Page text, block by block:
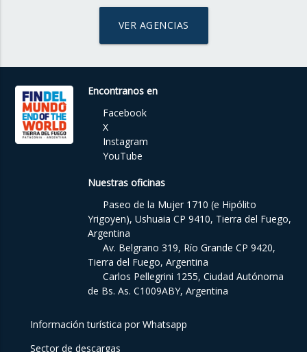
VER AGENCIAS
Encontranos en
Facebook
X
Instagram
YouTube
Nuestras oficinas
Paseo de la Mujer 1710 (e Hipólito
Yrigoyen), Ushuaia CP 9410, Tierra del Fuego,
Argentina
Av. Belgrano 319, Río Grande CP 9420,
Tierra del Fuego, Argentina
Carlos Pellegrini 1255, Ciudad Autónoma
de Bs. As. C1009ABY, Argentina
Información turística por Whatsapp
Sector de descargas